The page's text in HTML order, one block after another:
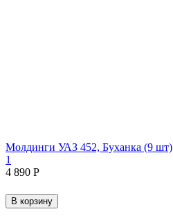
Молдинги УАЗ 452, Буханка (9 шт)
1
4 890 Р
В корзину